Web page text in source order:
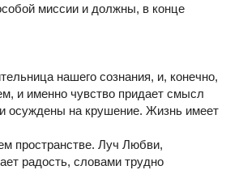
миссии и должны, в конце
нашего сознания, и, конечно,
и именно чувство придает смысл
осуждены на крушение. Жизнь имеет
пространстве. Луч Любви,
радость, словами трудно